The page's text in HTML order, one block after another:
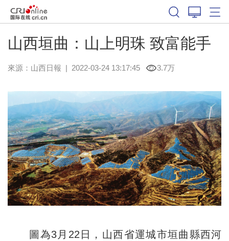
山西垣曲：山上明珠 致富能手
來源： 山西日報 | 2022-03-24 13:17:45 3.7万
圖為3月22日，山西省運城市垣曲縣西河